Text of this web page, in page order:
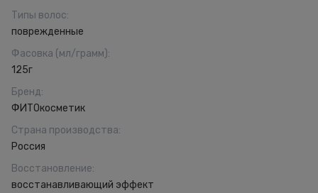
Типы волос:
поврежденные
Фасовка (мл/грамм):
125г
Бренд:
ФИТОкосметик
Страна производства:
Россия
Восстановление:
восстанавливающий эффект